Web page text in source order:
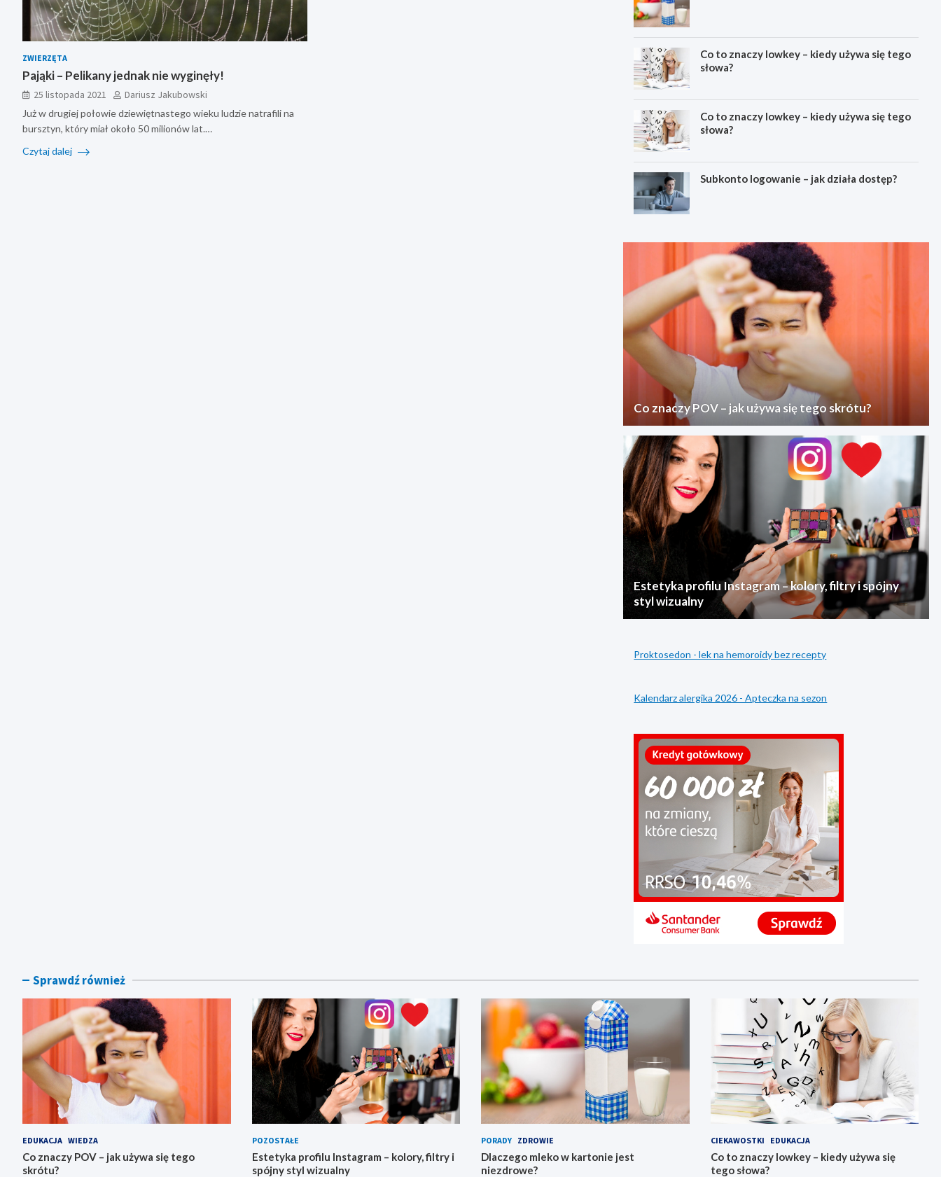
ZWIERZĘTA
Pająki – Pelikany jednak nie wyginęły!
25 listopada 2021 Dariusz Jakubowski
Już w drugiej połowie dziewiętnastego wieku ludzie natrafili na
bursztyn, który miał około 50 milionów lat.…
Czytaj dalej
Co to znaczy lowkey – kiedy używa się tego
słowa?
Co to znaczy lowkey – kiedy używa się tego
słowa?
Subkonto logowanie – jak działa dostęp?
Co znaczy POV – jak używa się tego skrótu?
Estetyka profilu Instagram – kolory, filtry i spójny
styl wizualny
Proktosedon - lek na hemoroidy bez recepty
Kalendarz alergika 2026 - Apteczka na sezon
Sprawdź również
EDUKACJA WIEDZA
Co znaczy POV – jak używa się tego
skrótu?
POZOSTAŁE
Estetyka profilu Instagram – kolory, filtry i
spójny styl wizualny
PORADY ZDROWIE
Dlaczego mleko w kartonie jest
niezdrowe?
CIEKAWOSTKI EDUKACJA
Co to znaczy lowkey – kiedy używa się
tego słowa?